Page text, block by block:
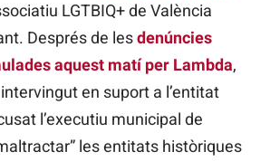
LGTBIQ+ de València
Després de lesdenúncies
aquest matí per Lambda,
en suport a l’entitat
l’executiu municipal de
les entitats històriques